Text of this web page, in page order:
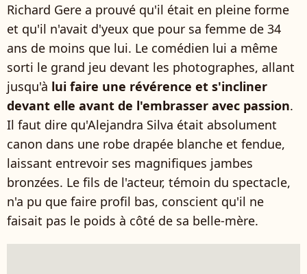
Richard Gere a prouvé qu'il était en pleine forme
et qu'il n'avait d'yeux que pour sa femme de 34
ans de moins que lui. Le comédien lui a même
sorti le grand jeu devant les photographes, allant
jusqu'à lui faire une révérence et s'incliner
devant elle avant de l'embrasser avec passion.
Il faut dire qu'Alejandra Silva était absolument
canon dans une robe drapée blanche et fendue,
laissant entrevoir ses magnifiques jambes
bronzées. Le fils de l'acteur, témoin du spectacle,
n'a pu que faire profil bas, conscient qu'il ne
faisait pas le poids à côté de sa belle-mère.